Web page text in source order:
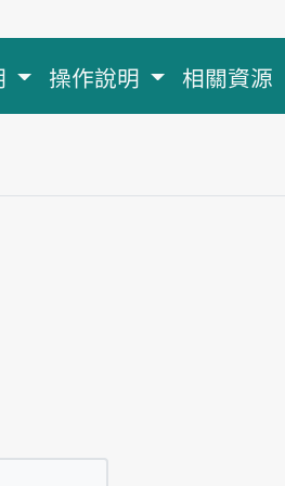
操作說明 相關資源